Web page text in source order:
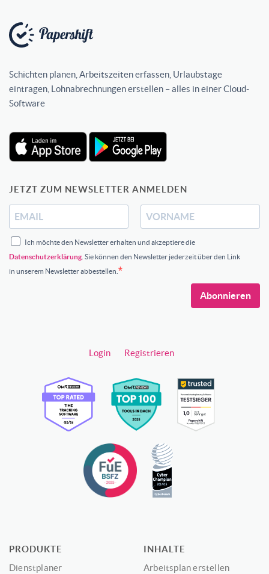
Schichten planen, Arbeitszeiten erfassen, Urlaubstage
eintragen, Lohnabrechnungen erstellen – alles in einer Cloud-
Software
JETZT ZUM NEWSLETTER ANMELDEN
Ich möchte den Newsletter erhalten und akzeptiere die
Datenschutzerklärung . Sie können den Newsletter jederzeit über den Link
in unserem Newsletter abbestellen.
Abonnieren
Login Registrieren
PRODUKTE
Dienstplaner
INHALTE
Arbeitsplan erstellen